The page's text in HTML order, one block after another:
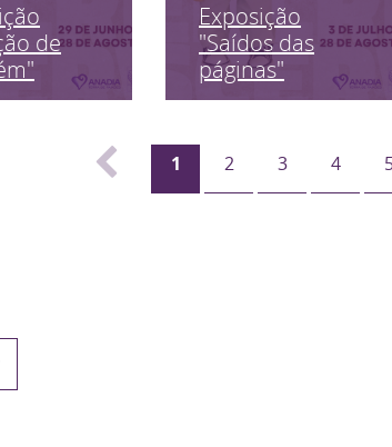
de
Exposição
"Saídos das
páginas"
1 2 3 4